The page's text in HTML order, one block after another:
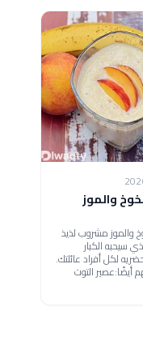
والموز
والموز مشروب لذيذ
سيحبه الكبار
لكل أفراد عائلتك.
التوت